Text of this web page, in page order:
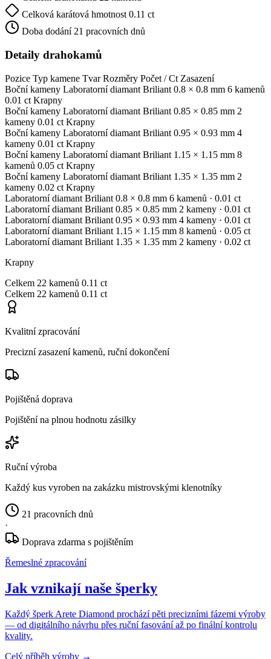
Celková karátová hmotnost 0.11 ct
Doba dodání 21 pracovních dnů
Detaily drahokamů
Pozice Typ kamene Tvar Rozměry Počet / Ct Zasazení
Boční kameny Laboratorní diamant Briliant 0.8 × 0.8 mm 6 kamenů
0.01 ct Krapny
Boční kameny Laboratorní diamant Briliant 0.85 × 0.85 mm 2
kameny 0.01 ct Krapny
Boční kameny Laboratorní diamant Briliant 0.95 × 0.93 mm 4
kameny 0.01 ct Krapny
Boční kameny Laboratorní diamant Briliant 1.15 × 1.15 mm 8
kamenů 0.05 ct Krapny
Boční kameny Laboratorní diamant Briliant 1.35 × 1.35 mm 2
kameny 0.02 ct Krapny
Laboratorní diamant Briliant 0.8 × 0.8 mm 6 kamenů · 0.01 ct
Laboratorní diamant Briliant 0.85 × 0.85 mm 2 kameny · 0.01 ct
Laboratorní diamant Briliant 0.95 × 0.93 mm 4 kameny · 0.01 ct
Laboratorní diamant Briliant 1.15 × 1.15 mm 8 kamenů · 0.05 ct
Laboratorní diamant Briliant 1.35 × 1.35 mm 2 kameny · 0.02 ct
Krapny
Celkem 22 kamenů 0.11 ct
Celkem 22 kamenů 0.11 ct
Kvalitní zpracování
Precizní zasazení kamenů, ruční dokončení
Pojištěná doprava
Pojištění na plnou hodnotu zásilky
Ruční výroba
Každý kus vyroben na zakázku mistrovskými klenotníky
21 pracovních dnů
·
Doprava zdarma s pojištěním
Řemeslné zpracování
Jak vznikají naše šperky
Každý šperk Arete Diamond prochází pěti precizními fázemi výroby
— od digitálního návrhu přes ruční fasování až po finální kontrolu
kvality.
Celý příběh výroby →